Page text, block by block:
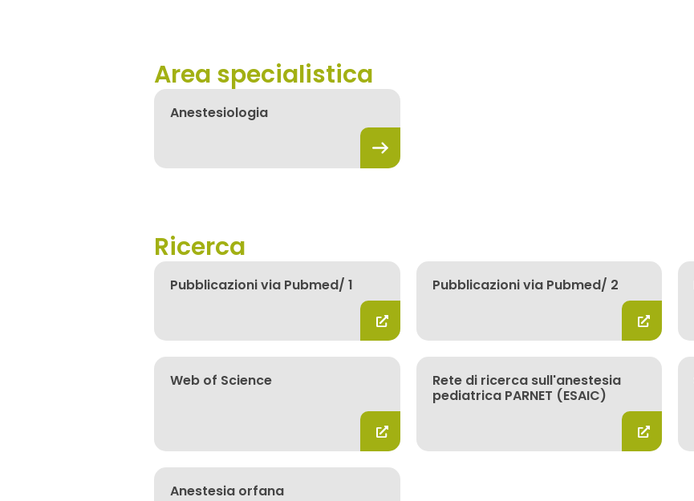
Area specialistica
Anestesiologia
Ricerca
Pubblicazioni via Pubmed/ 1 Pubblicazioni via Pubmed/ 2
Web of Science
Rete di ricerca sull'anestesia
pediatrica PARNET (ESAIC)
Anestesia orfana